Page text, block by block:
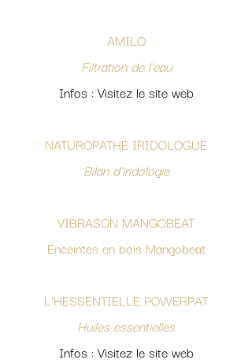
AMILO
Filtration de l'eau
Infos : Visitez le site web
NATUROPATHE IRIDOLOGUE
Bilan d'iridologie
VIBRASON MANGOBEAT
Enceintes en bois Mangobeat
L'HESSENTIELLE POWERPAT
Huiles essentielles
Infos : Visitez le site web